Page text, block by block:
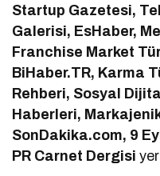
Startup Gazetesi,
Galerisi, EsHaber,
Franchise Market
BiHaber.TR, Karma
Rehberi, Sosyal
Haberleri,
SonDakika.com, 9
PR Carnet Dergisi